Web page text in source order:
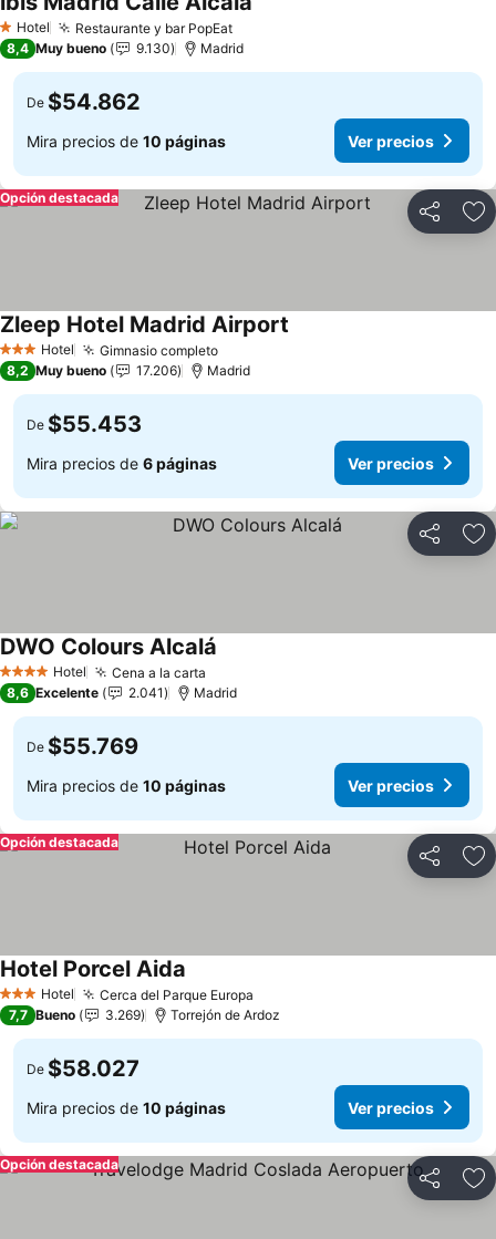
1 Estrellas
Hotel Restaurante y bar PopEat
8,4 Muy bueno 9.130 Madrid
De $54.862
Mira precios de 10 páginas Ver precios
Compartir
Opción destacada
3 Estrellas
Hotel Gimnasio completo
Zleep Hotel Madrid Airport
8,2 Muy bueno 17.206 Madrid
De $55.453
Mira precios de 6 páginas Ver precios
Compartir
4 EstrellasHotel Cena a la carta
DWO Colours Alcalá
8,6 Excelente 2.041 Madrid
De $55.769
Mira precios de 10 páginas Ver precios
Compartir
Opción destacada
3 Estrellas
Hotel Cerca del Parque Europa
Hotel Porcel Aida
7,7 Bueno 3.269 Torrejón de Ardoz
De $58.027
Mira precios de 10 páginas Ver precios
Compartir
Opción destacada